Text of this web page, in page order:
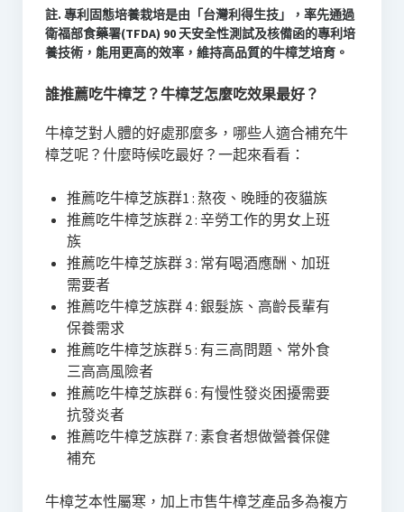
註. 專利固態培養栽培是由「台灣利得生技」，率先通過
衛福部食藥署(TFDA) 90 天安全性測試及核備函的專利培
養技術，能用更高的效率，維持高品質的牛樟芝培育。
誰推薦吃牛樟芝？牛樟芝怎麼吃效果最好？
牛樟芝對人體的好處那麼多，哪些人適合補充牛
樟芝呢？什麼時候吃最好？一起來看看：
推薦吃牛樟芝族群1 : 熬夜、晚睡的夜貓族
推薦吃牛樟芝族群 2 : 辛勞工作的男女上班
族
推薦吃牛樟芝族群 3 : 常有喝酒應酬、加班
需要者
推薦吃牛樟芝族群 4 : 銀髮族、高齡長輩有
保養需求
推薦吃牛樟芝族群 5 : 有三高問題、常外食
三高高風險者
推薦吃牛樟芝族群 6 : 有慢性發炎困擾需要
抗發炎者
推薦吃牛樟芝族群 7 : 素食者想做營養保健
補充
牛樟芝本性屬寒，加上市售牛樟芝產品多為複方